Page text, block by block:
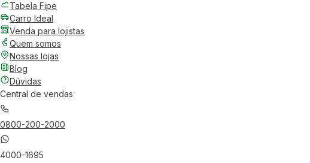
Tabela Fipe
Carro Ideal
Venda para lojistas
Quem somos
Nossas lojas
Blog
Dúvidas
Central de vendas
0800-200-2000
4000-1695